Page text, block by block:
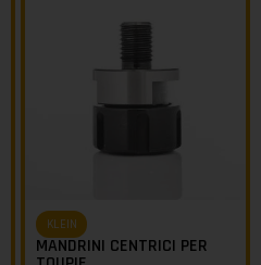
KLEIN
MANDRINI CENTRICI PER